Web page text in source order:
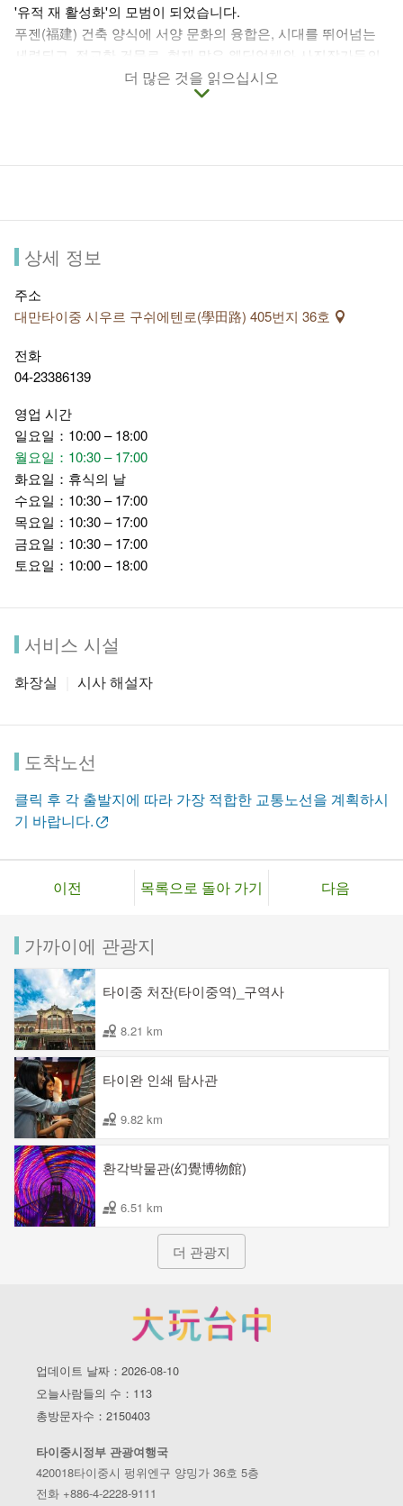
'유적 재 활성화'의 모범이 되었습니다.
푸젠(福建) 건축 양식에 서양 문화의 융합은, 시대를 뛰어넘는
세련되고 정교한 건물로, 현재 많은 웨딩업체와 사진작가들의
사진 명소로 꼽히고 있습니다.
현재 참관은 예약제로 운영되고 있습니다.
더 많은 것을 읽으십시오
상세 정보
주소
대만타이중 시우르 구쉬에텐로(學田路) 405번지 36호
전화
04-23386139
영업 시간
일요일：10:00 – 18:00
월요일：10:30 – 17:00
화요일：휴식의 날
수요일：10:30 – 17:00
목요일：10:30 – 17:00
금요일：10:30 – 17:00
토요일：10:00 – 18:00
서비스 시설
화장실 시사 해설자
도착노선
클릭 후 각 출발지에 따라 가장 적합한 교통노선을 계획하시
기 바랍니다.
이전 목록으로 돌아 가기 다음
가까이에 관광지
타이중 처잔(타이중역)_구역사
8.21 km
타이완 인쇄 탐사관
9.82 km
환각박물관(幻覺博物館)
6.51 km
더 관광지
업데이트 날짜：2026-08-10
오늘사람들의 수：113
총방문자수：2150403
타이중시정부 관광여행국
420018타이중시 펑위엔구 양밍가 36호 5층
전화 +886-4-2228-9111